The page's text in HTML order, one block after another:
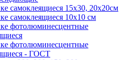
самоклеящиеся 15х30, 20х20см
самоклеящиеся 10х10 см
фотолюминесцентные
фотолюминесцентные
- ГОСТ